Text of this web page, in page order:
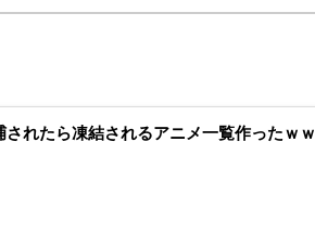
されたら凍結されるアニメ一覧作ったｗｗ